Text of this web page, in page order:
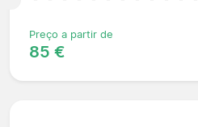
Preço a partir de
85 €